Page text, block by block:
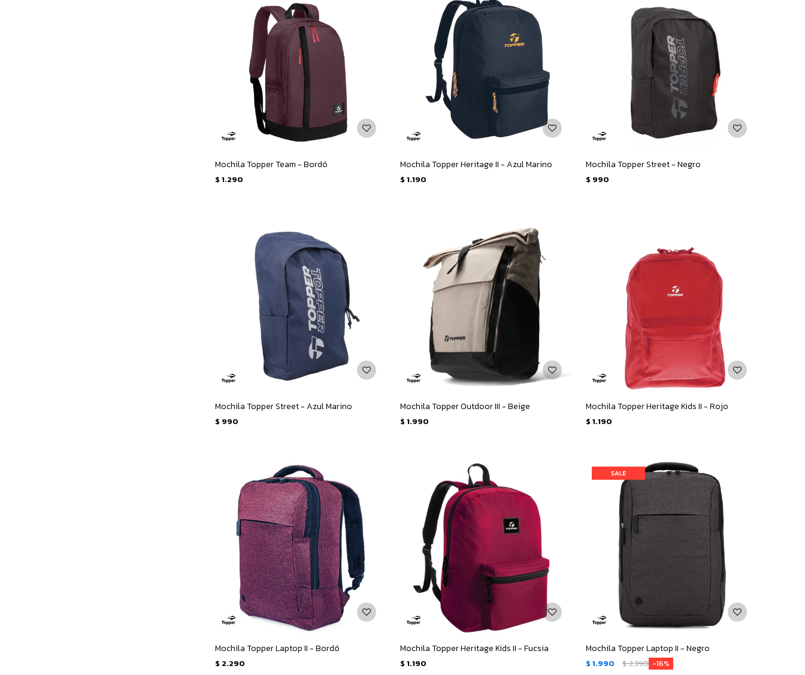
Mochila Topper Team - Bordó
$ 1.290
Mochila Topper Heritage II - Azul Marino
$ 1.190
Mochila Topper Street - Negro
$ 990
Mochila Topper Street - Azul Marino
$ 990
Mochila Topper Outdoor III - Beige
$ 1.990
Mochila Topper Heritage Kids II - Rojo
$ 1.190
Mochila Topper Laptop II - Bordó
$ 2.290
Mochila Topper Heritage Kids II - Fucsia
$ 1.190
Mochila Topper Laptop II - Negro
$ 1.990 $2.390 16